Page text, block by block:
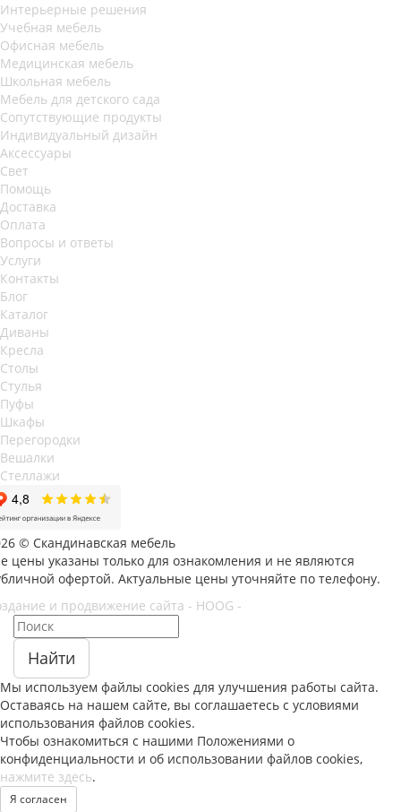
Интерьерные решения
Учебная мебель
Офисная мебель
Медицинская мебель
Школьная мебель
Мебель для детского сада
Сопутствующие продукты
Индивидуальный дизайн
Аксессуары
Свет
Помощь
Доставка
Оплата
Вопросы и ответы
Услуги
Контакты
Блог
Каталог
Диваны
Кресла
Столы
Стулья
Пуфы
Шкафы
Перегородки
Вешалки
Стеллажи
© Скандинавская мебель
цены указаны только для ознакомления и не являются
офертой. Актуальные цены уточняйте по телефону.
и продвижение сайта - HOOG -
Найти
Мы используем файлы cookies для улучшения работы сайта.
Оставаясь на нашем сайте, вы соглашаетесь с условиями
использования файлов cookies.
Чтобы ознакомиться с нашими Положениями о
конфиденциальности и об использовании файлов cookies,
нажмите здесь.
Я согласен